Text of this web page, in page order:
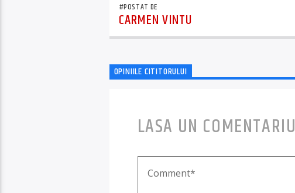
#POSTAT DE
CARMEN VINTU
OPINIILE CITITORULUI
LASA UN COMENTARIU